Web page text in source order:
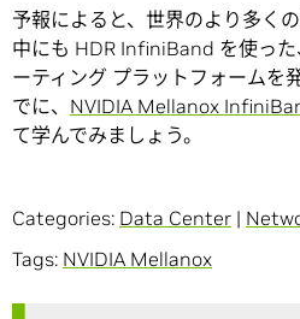
予報によると、世界のより多く
中にも HDR InfiniBand を使っ
ーティング プラットフォームを
でに、 NVIDIA Mellanox
て学んでみましょう。
Categories: Data Center |
Tags: NVIDIA Mellanox